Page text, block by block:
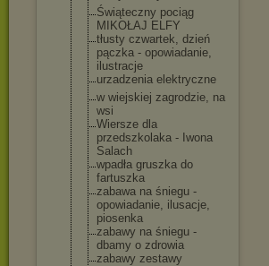
Świąteczny pociąg
MIKOŁAJ ELFY
tłusty czwartek, dzień
pączka - opowiadanie,
ilustracje
urzadzenia elektryczne
w wiejskiej zagrodzie, na
wsi
Wiersze dla
przedszkolaka - Iwona
Salach
wpadła gruszka do
fartuszka
zabawa na śniegu -
opowiadanie, ilusacje,
piosenka
zabawy na śniegu -
dbamy o zdrowia
zabawy zestawy